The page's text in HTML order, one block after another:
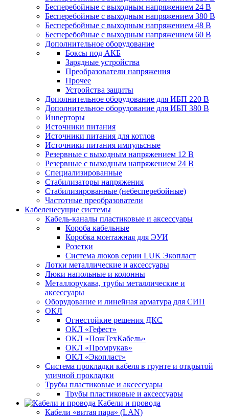
Бесперебойные с выходным напряжением 24 В
Бесперебойные с выходным напряжением 380 В
Бесперебойные с выходным напряжением 48 В
Бесперебойные с выходным напряжением 60 В
Дополнительное оборудование
Боксы под АКБ
Зарядные устройства
Преобразователи напряжения
Прочее
Устройства защиты
Дополнительное оборудование для ИБП 220 В
Дополнительное оборудование для ИБП 380 В
Инверторы
Источники питания
Источники питания для котлов
Источники питания импульсные
Резервные с выходным напряжением 12 В
Резервные с выходным напряжением 24 В
Специализированные
Стабилизаторы напряжения
Стабилизированные (небесперебойные)
Частотные преобразователи
Кабеленесущие системы
Кабель-каналы пластиковые и аксессуары
Короба кабельные
Коробка монтажная для ЭУИ
Розетки
Система люков серии LUK Экопласт
Лотки металлические и аксессуары
Люки напольные и колонны
Металлорукава, трубы металлические и
аксессуары
Оборудование и линейная арматура для СИП
ОКЛ
Огнестойкие решения ДКС
ОКЛ «Гефест»
ОКЛ «ПожТехКабель»
ОКЛ «Промрукав»
ОКЛ «Экопласт»
Система прокладки кабеля в грунте и открытой
уличной прокладки
Трубы пластиковые и аксессуары
Трубы пластиковые и аксессуары
Кабели и провода
Кабели «витая пара» (LAN)